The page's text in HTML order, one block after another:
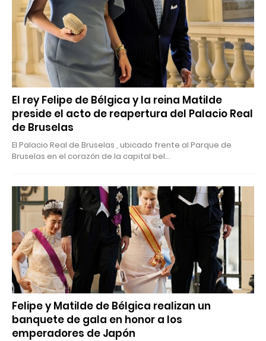
El rey Felipe de Bélgica y la reina Matilde
preside el acto de reapertura del Palacio Real
de Bruselas
El Palacio Real de Bruselas , ubicado frente al Parque de
Bruselas en el corazón de la capital bel…
Felipe y Matilde de Bélgica realizan un
banquete de gala en honor a los
emperadores de Japón